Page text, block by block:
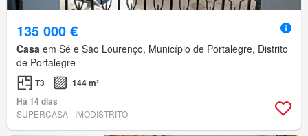
135 000 €
Casa em Sé e São Lourenço, Município de Portalegre, Distrito
de Portalegre
T3
144 m²
Há 14 dias
SUPERCASA - IMODISTRITO